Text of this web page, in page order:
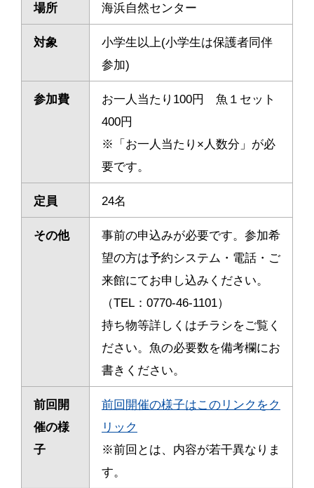
場所 海浜自然センター
対象
小学生以上(小学生は保護者同伴
参加)
参加費
お一人当たり100円 魚１セット
400円
※「お一人当たり×人数分」が必
要です。
定員 24名
その他 事前の申込みが必要です。 参加希
望の方は予約システム・電話・ご
来館にてお申し込みください。
（TEL：0770-46-1101）
持ち物等詳しくはチラシをご覧く
ださい。魚の必要数を備考欄にお
書きください。
前回開
催の様
子
前回開催の様子はこのリンクをク
リック
※前回とは、内容が若干異なりま
す。